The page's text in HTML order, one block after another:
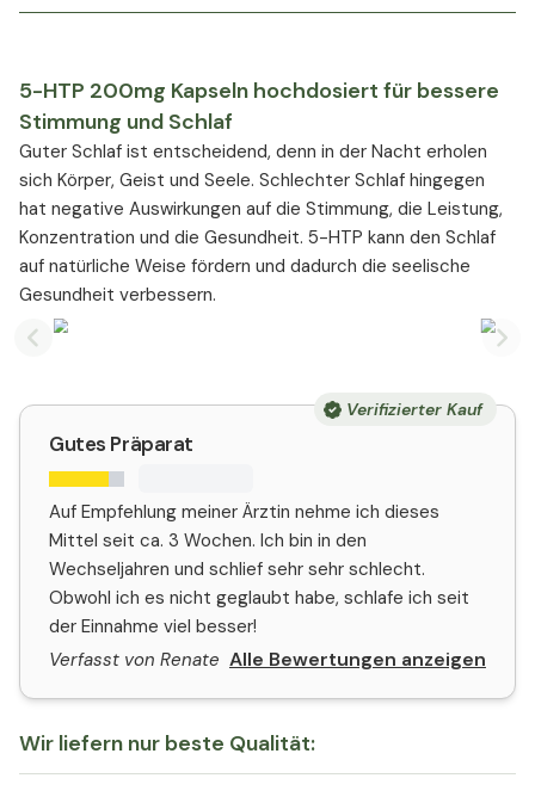
5-HTP 200mg Kapseln hochdosiert für bessere
Stimmung und Schlaf
Guter Schlaf ist entscheidend, denn in der Nacht erholen
sich Körper, Geist und Seele. Schlechter Schlaf hingegen
hat negative Auswirkungen auf die Stimmung, die Leistung,
Konzentration und die Gesundheit. 5-HTP kann den Schlaf
auf natürliche Weise fördern und dadurch die seelische
Gesundheit verbessern.
Previous slide
Verifizierter Kauf
Gutes Präparat
Auf Empfehlung meiner Ärztin nehme ich dieses
Mittel seit ca. 3 Wochen. Ich bin in den
Wechseljahren und schlief sehr sehr schlecht.
Obwohl ich es nicht geglaubt habe, schlafe ich seit
der Einnahme viel besser!
Verfasst von Renate Alle Bewertungen anzeigen
Wir liefern nur beste Qualität: